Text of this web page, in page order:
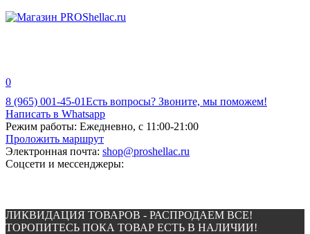
0
8 (965) 001-45-01Есть вопросы? Звоните, мы поможем!
Написать в Whatsapp
Режим работы: Ежедневно, с 11:00-21:00
Проложить маршрут
Электронная почта: shop@proshellac.ru
Соцсети и мессенджеры:
ЛИКВИДАЦИЯ ТОВАРОВ - РАСПРОДАЕМ ВСЕ!
ТОРОПИТЕСЬ ПОКА ТОВАР ЕСТЬ В НАЛИЧИИ!